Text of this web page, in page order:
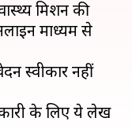
मिशन की
माध्यम से
स्वीकार नहीं
के लिए ये लेख